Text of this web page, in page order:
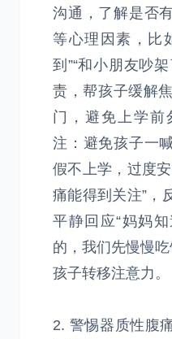
沟通，了解是否
等心理因素，比
到”“和小朋友吵
责，帮孩子缓解
门，避免上学前
注：避免孩子一
假不上学，过度
痛能得到关注”，
平静回应“妈妈
的，我们先慢慢
孩子转移注意力。
2. 警惕器质性腹